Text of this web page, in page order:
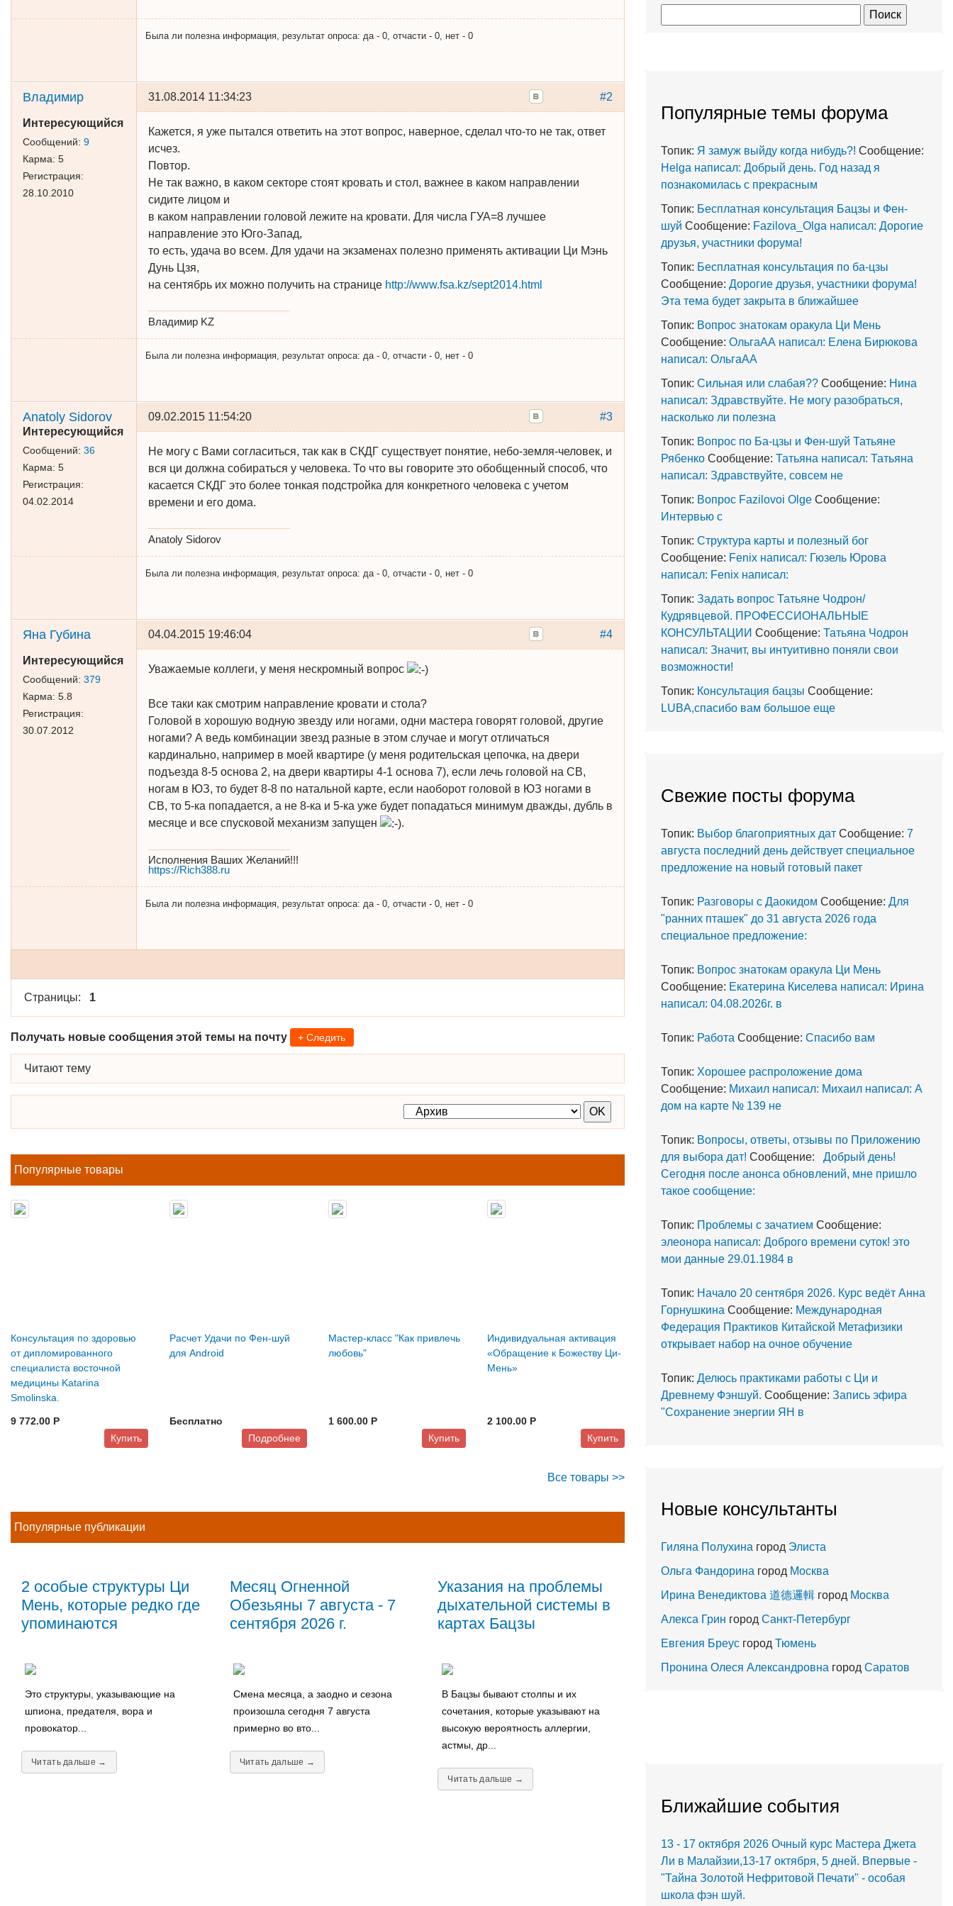
Была ли полезна информация, результат опроса: да - 0, отчасти - 0, нет - 0
Владимир
Интересующийся
Сообщений: 9
Карма: 5
Регистрация:
28.10.2010
#2
31.08.2014 11:34:23
Кажется, я уже пытался ответить на этот вопрос, наверное, сделал что-то не так, ответ
исчез.
Повтор.
Не так важно, в каком секторе стоят кровать и стол, важнее в каком направлении
сидите лицом и
в каком направлении головой лежите на кровати. Для числа ГУА=8 лучшее
направление это Юго-Запад,
то есть, удача во всем. Для удачи на экзаменах полезно применять активации Ци Мэнь
Дунь Цзя,
на сентябрь их можно получить на странице http://www.fsa.kz/sept2014.html
Владимир KZ
Была ли полезна информация, результат опроса: да - 0, отчасти - 0, нет - 0
Anatoly Sidorov
Интересующийся
Сообщений: 36
Карма: 5
Регистрация:
04.02.2014
#3
09.02.2015 11:54:20
Не могу с Вами согласиться, так как в СКДГ существует понятие, небо-земля-человек, и
вся ци должна собираться у человека. То что вы говорите это обобщенный способ, что
касается СКДГ это более тонкая подстройка для конкретного человека с учетом
времени и его дома.
Anatoly Sidorov
Была ли полезна информация, результат опроса: да - 0, отчасти - 0, нет - 0
Яна Губина
Интересующийся
Сообщений: 379
Карма: 5.8
Регистрация:
30.07.2012
#4
04.04.2015 19:46:04
Уважаемые коллеги, у меня нескромный вопрос
Все таки как смотрим направление кровати и стола?
Головой в хорошую водную звезду или ногами, одни мастера говорят головой, другие
ногами? А ведь комбинации звезд разные в этом случае и могут отличаться
кардинально, например в моей квартире (у меня родительская цепочка, на двери
подъезда 8-5 основа 2, на двери квартиры 4-1 основа 7), если лечь головой на СВ,
ногам в ЮЗ, то будет 8-8 по натальной карте, если наоборот головой в ЮЗ ногами в
СВ, то 5-ка попадается, а не 8-ка и 5-ка уже будет попадаться минимум дважды, дубль в
месяце и все спусковой механизм запущен
.
Исполнения Ваших Желаний!!!
https://Rich388.ru
Была ли полезна информация, результат опроса: да - 0, отчасти - 0, нет - 0
Страницы: 1
Получать новые сообщения этой темы на почту + Следить
Читают тему
Популярные товары
Консультация по здоровью
от дипломированного
специалиста восточной
медицины Katarina
Smolinska.
9 772.00 P
Купить
Расчет Удачи по Фен-шуй
для Android
Бесплатно
Подробнее
Мастер-класс "Как привлечь
любовь"
1 600.00 P
Купить
Индивидуальная активация
«Обращение к Божеству Ци-
Мень»
2 100.00 P
Купить
Все товары >>
Популярные публикации
2 особые структуры Ци
Мень, которые редко где
упоминаются
Это структуры, указывающие на
шпиона, предателя, вора и
провокатор...
Читать дальше →
Месяц Огненной
Обезьяны 7 августа - 7
сентября 2026 г.
Смена месяца, а заодно и сезона
произошла сегодня 7 августа
примерно во вто...
Читать дальше →
Указания на проблемы
дыхательной системы в
картах Бацзы
В Бацзы бывают столпы и их
сочетания, которые указывают на
высокую вероятность аллергии,
астмы, др...
Читать дальше →
Популярные темы форума
Топик: Я замуж выйду когда нибудь?! Сообщение:
Helga написал: Добрый день. Год назад я
познакомилась с прекрасным
Топик: Бесплатная консультация Бацзы и Фен-
шуй Сообщение: Fazilova_Olga написал: Дорогие
друзья, участники форума!
Топик: Бесплатная консультация по ба-цзы
Сообщение: Дорогие друзья, участники форума!
Эта тема будет закрыта в ближайшее
Топик: Вопрос знатокам оракула Ци Мень
Сообщение: ОльгаАА написал: Елена Бирюкова
написал: ОльгаАА
Топик: Сильная или слабая?? Сообщение: Нина
написал: Здравствуйте. Не могу разобраться,
насколько ли полезна
Топик: Вопрос по Ба-цзы и Фен-шуй Татьяне
Рябенко Сообщение: Татьяна написал: Татьяна
написал: Здравствуйте, совсем не
Топик: Вопрос Fazilovoi Olge Сообщение:
Интервью с
Топик: Структура карты и полезный бог
Сообщение: Fenix написал: Гюзель Юрова
написал: Fenix написал:
Топик: Задать вопрос Татьяне Чодрон/
Кудрявцевой. ПРОФЕССИОНАЛЬНЫЕ
КОНСУЛЬТАЦИИ Сообщение: Татьяна Чодрон
написал: Значит, вы интуитивно поняли свои
возможности!
Топик: Консультация бацзы Сообщение:
LUBA,спасибо вам большое еще
Cвежие посты форума
Топик: Выбор благоприятных дат Сообщение: 7
августа последний день действует специальное
предложение на новый готовый пакет
Топик: Разговоры с Даокидом Сообщение: Для
"ранних пташек" до 31 августа 2026 года
специальное предложение:
Топик: Вопрос знатокам оракула Ци Мень
Сообщение: Екатерина Киселева написал: Ирина
написал: 04.08.2026г. в
Топик: Работа Сообщение: Спасибо вам
Топик: Хорошее распроложение дома
Сообщение: Михаил написал: Михаил написал: А
дом на карте № 139 не
Топик: Вопросы, ответы, отзывы по Приложению
для выбора дат! Сообщение:
Добрый день!
Сегодня после анонса обновлений, мне пришло
такое сообщение:
Топик: Проблемы с зачатием Сообщение:
элеонора написал: Доброго времени суток! это
мои данные 29.01.1984 в
Топик: Начало 20 сентября 2026. Курс ведёт Анна
Горнушкина Сообщение: Международная
Федерация Практиков Китайской Метафизики
открывает набор на очное обучение
Топик: Делюсь практиками работы с Ци и
Древнему Фэншуй. Сообщение: Запись эфира
"Сохранение энергии ЯН в
Новые консультанты
Гиляна Полухина город Элиста
Ольга Фандорина город Москва
Ирина Венедиктова 道德邏輯 город Москва
Алекса Грин город Санкт-Петербург
Евгения Бреус город Тюмень
Пронина Олеся Александровна город Саратов
Ближайшие события
13 - 17 октября 2026 Очный курс Мастера Джета
Ли в Малайзии,13-17 октября, 5 дней. Впервые -
"Тайна Золотой Нефритовой Печати" - особая
школа фэн шуй.